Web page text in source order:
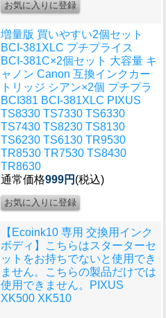
増量版 買いやすい2個セット
BCI-381XLC プチプライス
BCI-381C×2個セット 大容量 キ
ャノン Canon 互換インクカー
トリッジ シアン×2個 プチプラ
BCI381 BCI-381XLC PIXUS
TS8330 TS7330 TS6330
TS7430 TS8230 TS8130
TS6230 TS6130 TR9530
TR8530 TR7530 TS8430
TR8630
通常価格999円 (税込)
【Ecoink10 専用 交換用インク
ボディ】こちらはスターターセ
ットをお持ちでないと使用でき
ません。こちらの製品だけでは
使用できません。PIXUS
XK500 XK510